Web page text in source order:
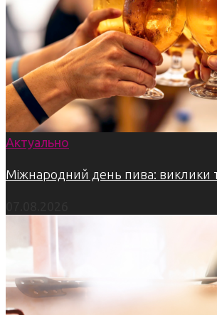
Актуально
Міжнародний день пива: виклики